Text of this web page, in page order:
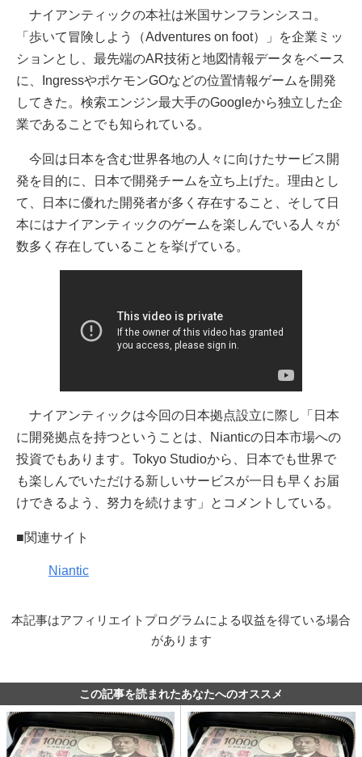
ナイアンティックの本社は米国サンフランシスコ。
「歩いて冒険しよう（Adventures on foot）」を企業ミッ
ションとし、最先端のAR技術と地図情報データをベース
に、IngressやポケモンGOなどの位置情報ゲームを開発
してきた。検索エンジン最大手のGoogleから独立した企
業であることでも知られている。
今回は日本を含む世界各地の人々に向けたサービス開
発を目的に、日本で開発チームを立ち上げた。理由とし
て、日本に優れた開発者が多く存在すること、そして日
本にはナイアンティックのゲームを楽しんでいる人々が
数多く存在していることを挙げている。
ナイアンティックは今回の日本拠点設立に際し「日本
に開発拠点を持つということは、Nianticの日本市場への
投資でもあります。Tokyo Studioから、日本でも世界で
も楽しんでいただける新しいサービスが一日も早くお届
けできるよう、努力を続けます」とコメントしている。
■関連サイト
Niantic
本記事はアフィリエイトプログラムによる収益を得ている場合
があります
この記事を読まれたあなたへのオススメ